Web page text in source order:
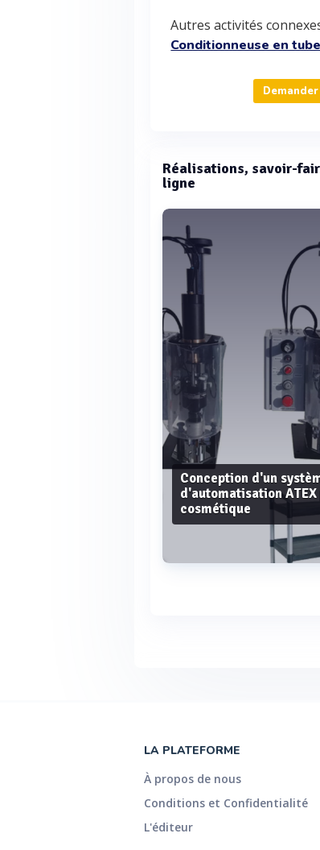
Autres activités
Conditionneuse en
Réalisations, savoir-
ligne
Conception d'un
d'automatisation
cosmétique
LA PLATEFORME
À propos de nous
Conditions et Confidentialité
L'éditeur